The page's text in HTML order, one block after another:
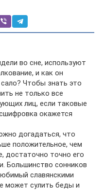
во сне, используют
и как он
Чтобы знать это
не только все
лиц, если таковые
окажется
догадаться, что
положительное, чем
достаточно точно его
Большинство сонников
славянскими
может сулить беды и